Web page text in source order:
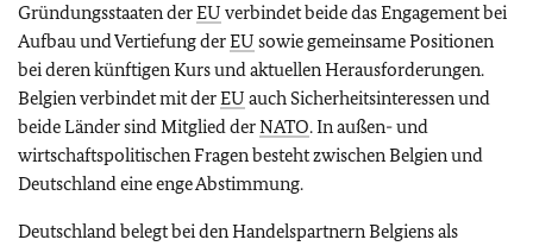
Gründungsstaaten derEU verbindet beide das Engagement bei
Aufbau und Vertiefung derEU sowie gemeinsame Positionen
bei deren künftigen Kurs und aktuellen Herausforderungen.
Belgien verbindet mit derEU auch Sicherheitsinteressen und
beide Länder sind Mitglied derNATO. In außen- und
wirtschaftspolitischen Fragen besteht zwischen Belgien und
Deutschland eine enge Abstimmung.
Deutschland belegt bei den Handelspartnern Belgiens als